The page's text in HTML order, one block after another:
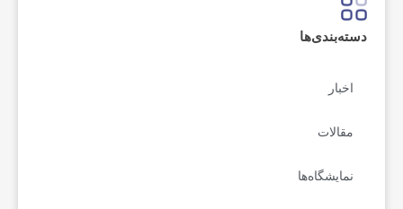
دسته‌بندی‌ها
اخبار
مقالات
نمایشگاه‌ها